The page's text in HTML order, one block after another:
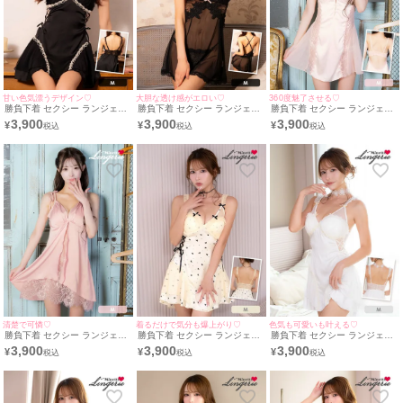
甘い色気漂うデザイン♡
勝負下着 セクシー ランジェリ
ー サイド編み上げ ドットシア
ー リボン レーステープ ベビー
¥3,900
大胆な透け感がエロい♡
勝負下着 セクシー ランジェリ
ー 2点セット フラワーレース
リボン シアー ランジェリー T
¥3,900
360度魅了させる♡
勝負下着 セクシー ランジェリ
ー サイドシアーレース バック
シャン サテン ベビードール
¥3,900
清楚で可憐♡
勝負下着 セクシー ランジェリ
ー ショルダーリボン シアーレ
ース サテン ベビードール
¥3,900
着るだけで気分も爆上がり♡
勝負下着 セクシー ランジェリ
ー ハートモチーフ ドット サイ
ドレースアップ チュール フリ
¥3,900
色気も可愛いも叶える♡
勝負下着 セクシー ランジェリ
ー サイドレースアップ ドット
シアー レース フリル リボン
¥3,900